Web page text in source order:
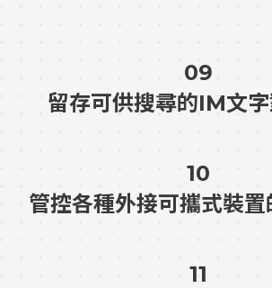
09
留存可供搜尋的IM文
10
管控各種外接可攜式裝
11